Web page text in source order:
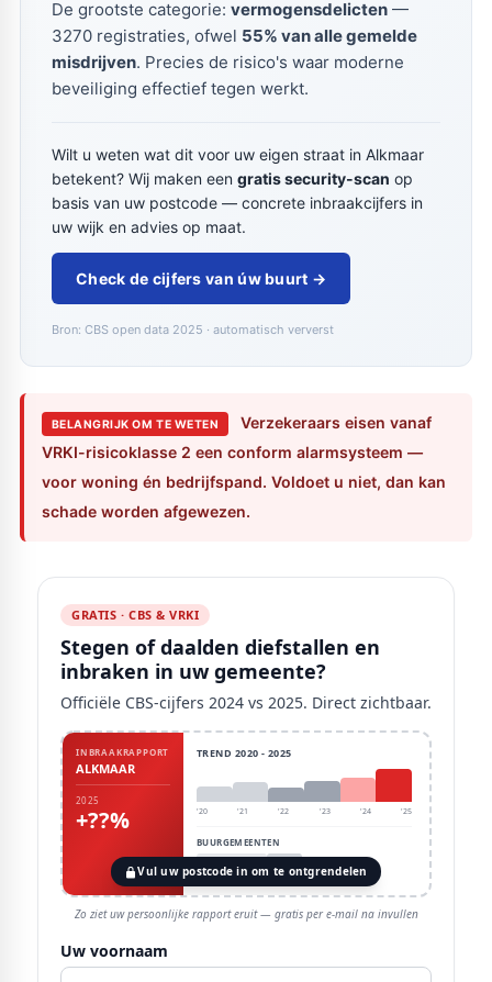
De grootste categorie: vermogensdelicten—
3270 registraties, ofwel 55% van alle gemelde
misdrijven. Precies de risico's waar moderne
beveiliging effectief tegen werkt.
Wilt u weten wat dit voor uw eigen straat in Alkmaar
betekent? Wij maken een gratis security-scan op
basis van uw postcode — concrete inbraakcijfers in
uw wijk en advies op maat.
Check de cijfers van úw buurt →
Bron: CBS open data 2025 · automatisch ververst
BELANGRIJK OM TE WETEN
Verzekeraars eisen vanaf
VRKI-risicoklasse 2 een conform alarmsysteem —
voor woning én bedrijfspand. Voldoet u niet, dan kan
schade worden afgewezen.